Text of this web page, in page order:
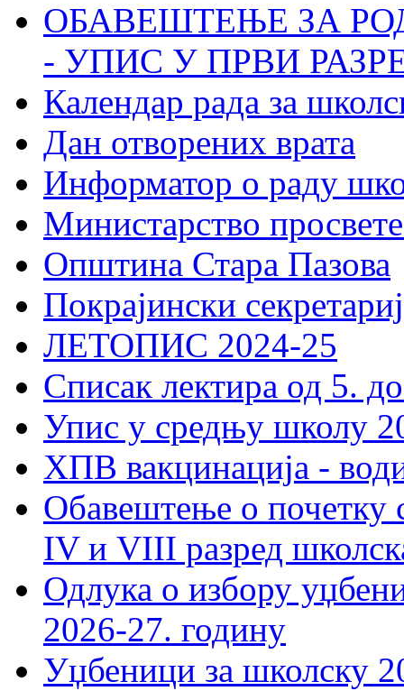
ОБАВЕШТЕЊЕ ЗА
- УПИС У ПРВИ
Календар рада за
Дан отворених врата
Информатор о раду
Министарство
Општина Стара Пазова
Покрајински
ЛЕТОПИС 2024-25
Списак лектира од 5.
Упис у средњу школу
ХПВ вакцинација -
Обавештење о почетку
IV и VIII разред
Одлука о избору
2026-27. годину
Уџбеници за школску